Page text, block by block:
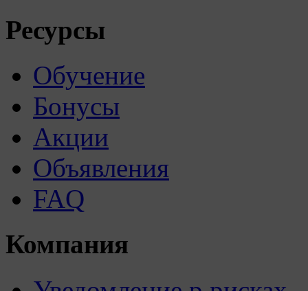
Ресурсы
Обучение
Бонусы
Акции
Объявления
FAQ
Компания